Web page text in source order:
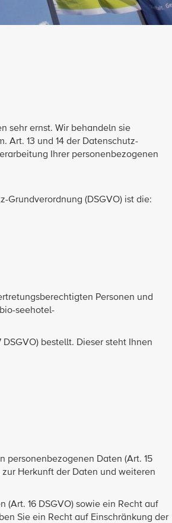
sehr ernst. Wir behandeln sie
Art. 13 und 14 der Datenschutz-
Ihrer personenbezogenen
Grundverordnung (DSGVO) ist die:
Personen und
seehotel-
bestellt. Dieser steht Ihnen
personenbezogenen Daten (Art. 15
Herkunft der Daten und weiteren
16 DSGVO) sowie ein Recht auf
Sie ein Recht auf Einschränkung der